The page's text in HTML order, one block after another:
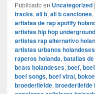
Publicado en Uncategorized |
tracks, ali b, ali b canciones,
artistas de rap spotify
artistas hip hop
artistas rap alternativo
artistas urbanos holandeses
raperos holanda, batallas
beats holandeses, boef,
boef songs, boef viral,
broederliefde, broederliefde